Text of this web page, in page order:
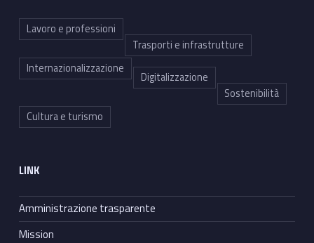
Lavoro e professioni
Trasporti e infrastrutture
Internazionalizzazione
Digitalizzazione
Sostenibilità
Cultura e turismo
LINK
Amministrazione trasparente
Mission